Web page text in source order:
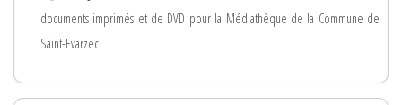
documents imprimés et de DVD pour la Médiathèque de la Commune de
Saint-Evarzec